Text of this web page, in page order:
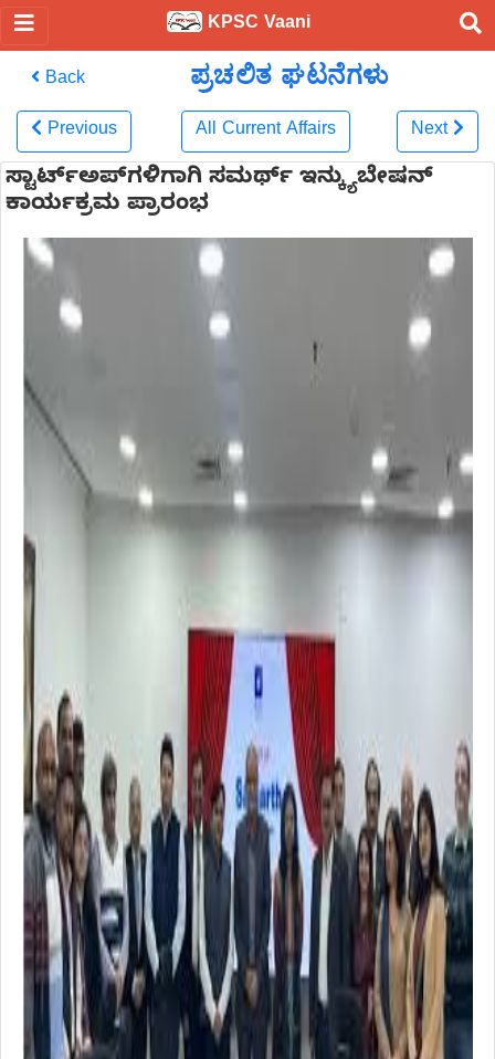
KPSC Vaani
Back ಪ್ರಚಲಿತ ಘಟನೆಗಳು
Previous All Current Affairs Next
ಸ್ಟಾರ್ಟ್‌ಅಪ್‌ಗಳಿಗಾಗಿ ಸಮರ್ಥ್ ಇನ್ಕ್ಯುಬೇಷನ್
ಕಾರ್ಯಕ್ರಮ ಪ್ರಾರಂಭ